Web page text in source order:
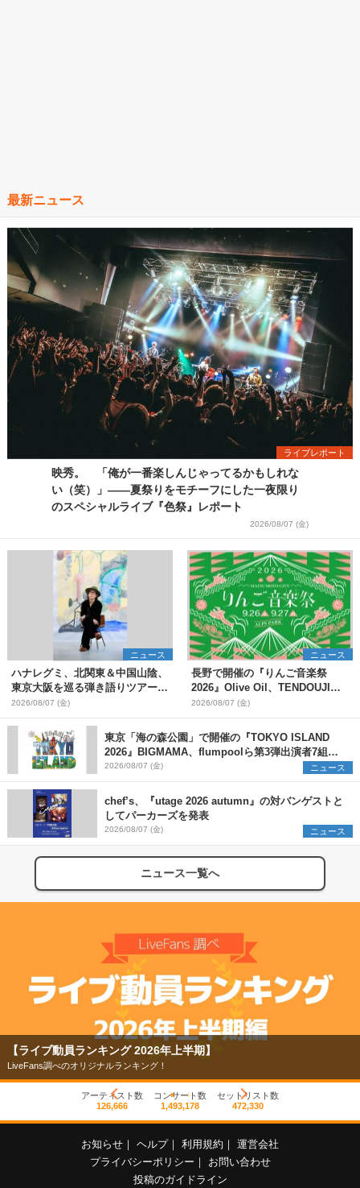
最新ニュース
ライブレポート
映秀。 「俺が一番楽しんじゃってるかもしれな
い（笑）」――夏祭りをモチーフにした一夜限り
のスペシャルライブ『色祭』レポート
2026/08/07 (金)
ニュース
ハナレグミ、北関東＆中国山陰、
東京大阪を巡る弾き語りツアー10
月より開催決定
2026/08/07 (金)
ニュース
長野で開催の『りんご音楽祭
2026』Olive Oil、TENDOUJIら
第11弾出演アーティスト（16組）
を発表
2026/08/07 (金)
東京「海の森公園」で開催の『TOKYO ISLAND
2026』BIGMAMA、flumpoolら第3弾出演者7組を
発表 ワークショップ・アート出展者を募集
2026/08/07 (金) ニュース
chef’s、『utage 2026 autumn』の対バンゲストと
してパーカーズを発表
2026/08/07 (金) ニュース
ニュース一覧へ
【ライブ動員ランキング 2026年上半期】
LiveFans調べのオリジナルランキング！
アーティスト数
126,666
コンサート数
1,493,178
セットリスト数
472,330
お知らせ ｜ ヘルプ｜ 利用規約 ｜ 運営会社
プライバシーポリシー ｜
お問い合わせ
投稿のガイドライン